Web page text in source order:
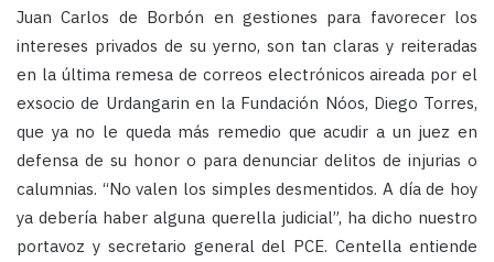
Juan Carlos de Borbón en gestiones para favorecer los
intereses privados de su yerno, son tan claras y reiteradas
en la última remesa de correos electrónicos aireada por el
exsocio de Urdangarin en la Fundación Nóos, Diego Torres,
que ya no le queda más remedio que acudir a un juez en
defensa de su honor o para denunciar delitos de injurias o
calumnias. “No valen los simples desmentidos. A día de hoy
ya debería haber alguna querella judicial”, ha dicho nuestro
portavoz y secretario general del PCE. Centella entiende